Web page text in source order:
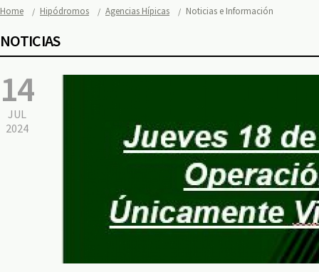
Home Hipódromos Agencias Hípicas Noticias e Información
NOTICIAS
14
JUL
2024